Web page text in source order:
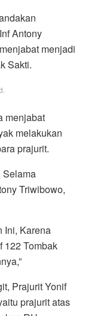
Antony
menjadi
Sakti.
menjabat
melakukan
prajurit.
Selama
Triwibowo,
Ini, Karena
122 Tombak
Prajurit Yonif
prajurit atas